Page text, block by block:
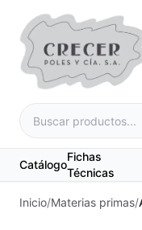
Catálogo
Fichas
Técnicas
Inicio/Materias primas/